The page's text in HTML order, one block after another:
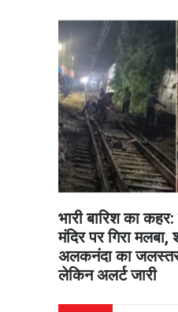
भारी बारिश का कहर:
मंदिर पर गिरा मलबा,
अलकनंदा का
लेकिन अलर्ट जारी